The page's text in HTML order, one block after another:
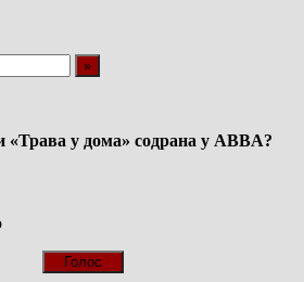
у дома» содрана у ABBA?